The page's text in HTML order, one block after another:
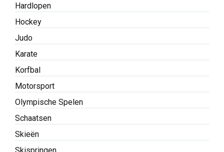
Hardlopen
Hockey
Judo
Karate
Korfbal
Motorsport
Olympische Spelen
Schaatsen
Skieën